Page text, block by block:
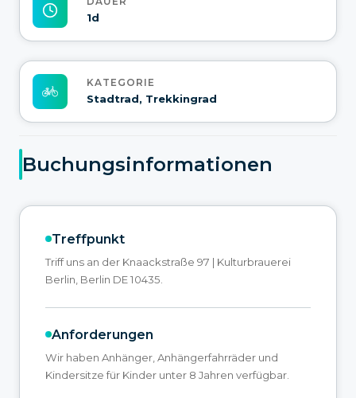
1d
KATEGORIE
Stadtrad, Trekkingrad
Buchungsinformationen
Treffpunkt
Triff uns an der Knaackstraße 97 | Kulturbrauerei
Berlin, Berlin DE 10435.
Anforderungen
Wir haben Anhänger, Anhängerfahrräder und
Kindersitze für Kinder unter 8 Jahren verfügbar.